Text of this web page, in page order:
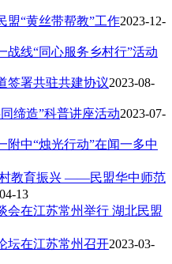
盟“黄丝带帮教”工作2023-12-
战线“同心服务乡村行”活动
签署共驻共建协议2023-08-
缔造”科普讲座活动2023-07-
附中“烛光行动”在闻一多中
教育振兴 ——民盟华中师范
13
会在江苏常州举行 湖北民盟
坛在江苏常州召开2023-03-